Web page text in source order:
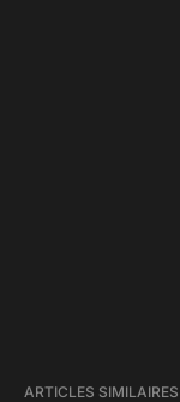
ARTICLES SIMILAIRES